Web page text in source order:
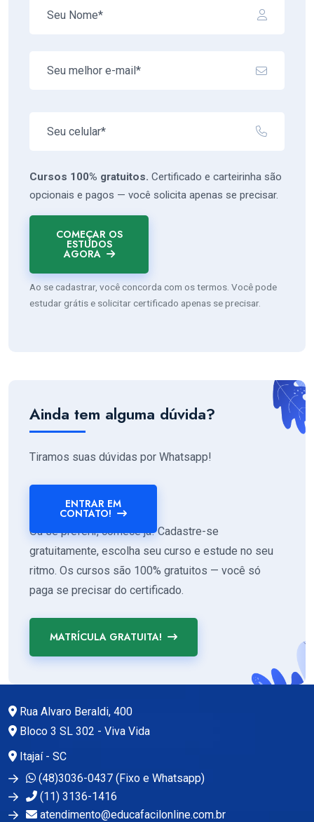
Cursos 100% gratuitos. Certificado e carteirinha são
opcionais e pagos — você solicita apenas se precisar.
COMEÇAR OS
ESTUDOS
AGORA
Ao se cadastrar, você concorda com os termos. Você pode
estudar grátis e solicitar certificado apenas se precisar.
Ainda tem alguma dúvida?
Tiramos suas dúvidas por Whatsapp!
ENTRAR EM
CONTATO!
Ou se preferir, comece já! Cadastre-se
gratuitamente, escolha seu curso e estude no seu
ritmo. Os cursos são 100% gratuitos — você só
paga se precisar do certificado.
MATRÍCULA GRATUITA!
Rua Alvaro Beraldi, 400
Bloco 3 SL 302 - Viva Vida
Itajaí - SC
(48)3036-0437 (Fixo e Whatsapp)
(11) 3136-1416
atendimento@educafacilonline.com.br